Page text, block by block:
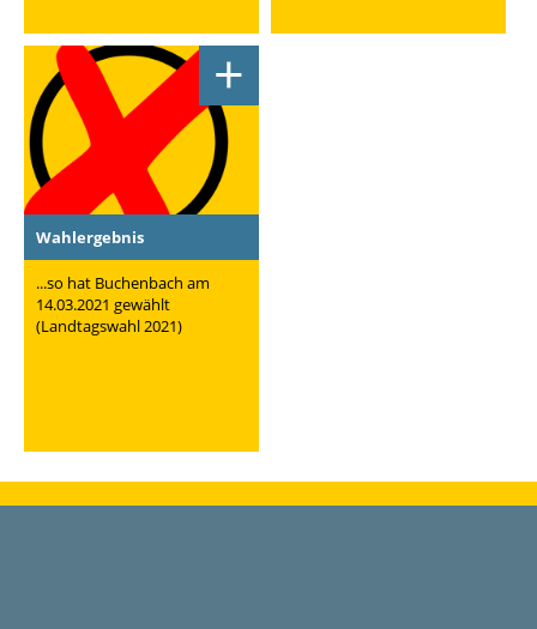
+
Wahlergebnis
...so hat Buchenbach am
14.03.2021 gewählt
(Landtagswahl 2021)